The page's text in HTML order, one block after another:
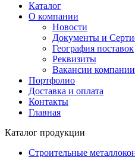
Каталог
О компании
Новости
Документы и
География поставок
Реквизиты
Вакансии компании
Портфолио
Доставка и оплата
Контакты
Главная
Каталог продукции
Строительные